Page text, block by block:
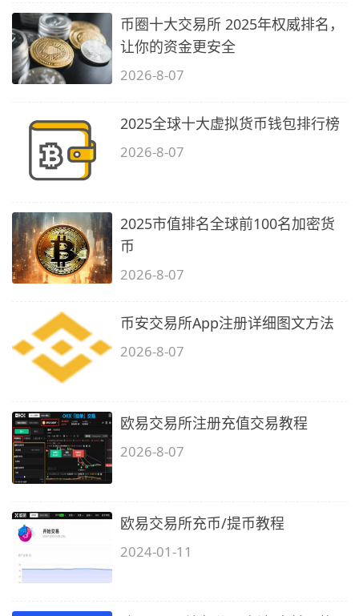
币圈十大交易所 2025年权威排名，
让你的资金更安全
2026-8-07
2025全球十大虚拟货币钱包排行榜
2026-8-07
2025市值排名全球前100名加密货
币
2026-8-07
币安交易所App注册详细图文方法
2026-8-07
欧易交易所注册充值交易教程
2026-8-07
欧易交易所充币/提币教程
2024-01-11